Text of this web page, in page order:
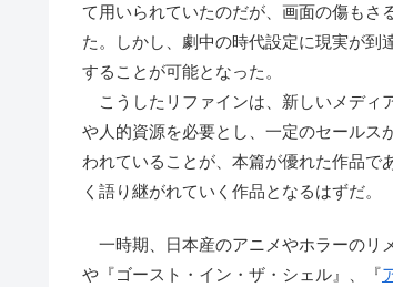
て用いられていたのだが、画面の傷もさ
た。しかし、劇中の時代設定に現実が到
することが可能となった。
こうしたリファインは、新しいメディ
や人的資源を必要とし、一定のセールス
われていることが、本篇が優れた作品で
く語り継がれていく作品となるはずだ。
一時期、日本産のアニメやホラーのリ
や『ゴースト・イン・ザ・シェル』、『